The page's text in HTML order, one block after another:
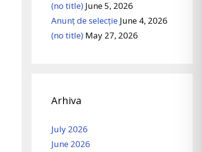
(no title) June 5, 2026
Anunț de selecție June 4, 2026
(no title) May 27, 2026
Arhiva
July 2026
June 2026